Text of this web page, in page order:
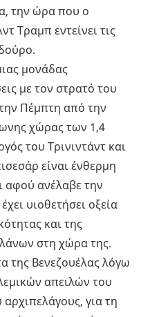
την ώρα που ο
Τραμπ εντείνει τις
μονάδας
με τον στρατό του
Πέμπτη από την
χώρας των 1,4
του Τρινιντάντ και
είναι ένθερμη
αφού ανέλαβε την
υιοθετήσει οξεία
και της
στη χώρα της.
της Βενεζουέλας λόγω
απειλών του
αρχιπελάγους, για τη